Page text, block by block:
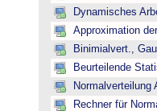
Dynamisches
Approximation
Binimialvert.,
Beurteilende
Normalverteilung
Rechner für